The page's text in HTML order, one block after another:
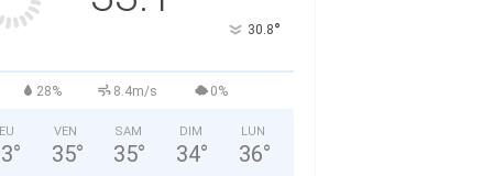
30.8°
28% 8.4m/s 0%
°
VEN
35°
SAM
35°
DIM
34°
LUN
36°